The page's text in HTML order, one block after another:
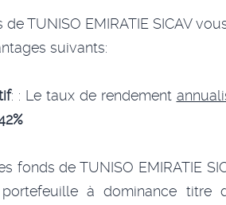
TUNISO EMIRATIE SICAV
suivants:
: : Le taux de rendement
fonds de TUNISO EMIRATIE
à dominance titre